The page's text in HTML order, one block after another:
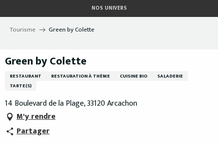
au
contenu
NOS UNIVERS
Tourisme Green by Colette
Green by Colette
RESTAURANT RESTAURATION À THÈME CUISINE BIO
SALADERIE
TARTE(S)
14 Boulevard de la Plage, 33120 Arcachon
M'y rendre
Partager